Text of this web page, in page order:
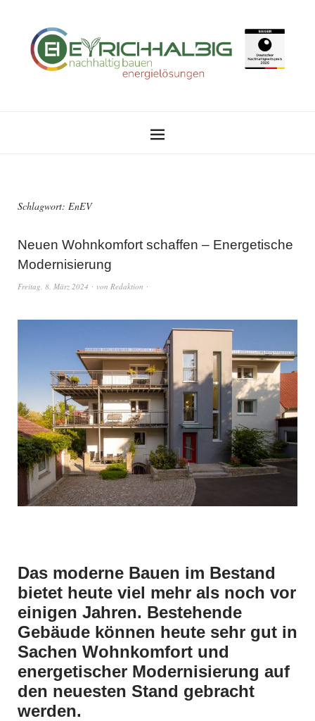
Schlagwort: EnEV
Neuen Wohnkomfort schaffen – Energetische
Modernisierung
Freitag, 8. März 2024 von Redaktion
Das moderne Bauen im Bestand
bietet heute viel mehr als noch vor
einigen Jahren. Bestehende
Gebäude können heute sehr gut in
Sachen Wohnkomfort und
energetischer Modernisierung auf
den neuesten Stand gebracht
werden.